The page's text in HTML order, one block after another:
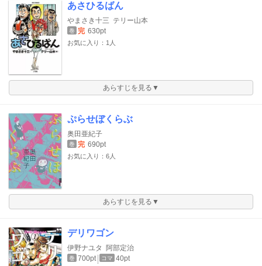
あさひるばん
やまさき十三 テリー山本
巻 完 630pt
お気に入り：1人
あらすじを見る▼
ぷらせぼくらぶ
奥田亜紀子
巻 完 690pt
お気に入り：6人
あらすじを見る▼
デリワゴン
伊野ナユタ 阿部定治
巻 700pt コマ 40pt